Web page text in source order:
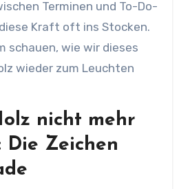
Terminen und To-Do-
Kraft oft ins Stocken.
schauen, wie wir dieses
wieder zum Leuchten
nicht mehr
Die Zeichen